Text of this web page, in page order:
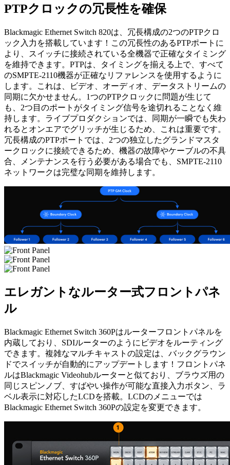
PTPクロックの冗長性を確保
Blackmagic Ethernet Switch 820は、冗長構成の2つのPTPクロ
ック入力を搭載しています！この冗長性のあるPTPポートに
より、スイッチに接続されている全機器で正確なタイミング
を維持できます。PTPは、タイミングを揃える上で、すべて
のSMPTE-2110機器が正確なリファレンスを使用するように
します。これは、ビデオ、オーディオ、データストリームの
同期に欠かせません。1つのPTPクロックに問題が生じて
も、2つ目のポートがタイミング信号を途切れることなく維
持します。ライブプロダクションでは、同期が一瞬でも失わ
れるとオンエアでグリッチが生じるため、これは重要です。
冗長構成のPTPポートでは、2つの独立したグランドマスタ
ークロックに接続できるため、機器の故障やケーブルの不具
合、メンテナンスを行う必要がある場合でも、SMPTE-2110
ネットワークは完璧な同期を維持します。
エレガントなルーター式フロントパネ
ル
Blackmagic Ethernet Switch 360Pはルーターフロントパネルを
内蔵しており、SDIルーターのようにビデオをルーティング
できます。複雑なマルチキャストの設定は、バックグラウン
ドでスイッチが自動的にアップデートします！フロントパネ
ルはBlackmagic Videohubルーターと似ており、ブラウズ用の
同じスピンノブ、すばやい操作が可能な直接入力ボタン、ラ
ベル表示に対応したLCDを搭載。LCDのメニューでは
Blackmagic Ethernet Switch 360Pの設定を変更できます。